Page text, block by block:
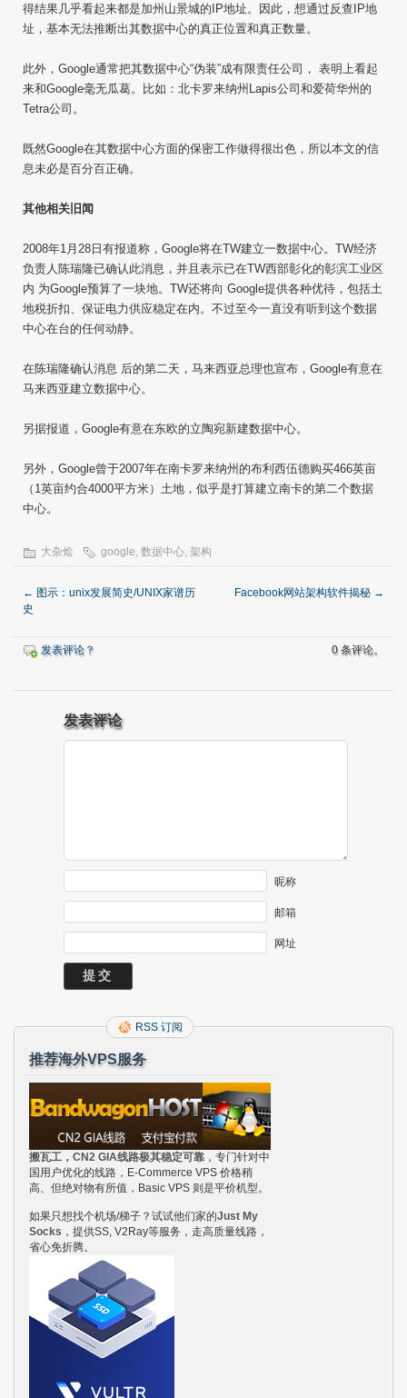
得结果几乎看起来都是加州山景城的IP地址。因此，想通过反查IP地
址，基本无法推断出其数据中心的真正位置和真正数量。
此外，Google通常把其数据中心“伪装”成有限责任公司， 表明上看起
来和Google毫无瓜葛。比如：北卡罗来纳州Lapis公司和爱荷华州的
Tetra公司。
既然Google在其数据中心方面的保密工作做得很出色，所以本文的信
息未必是百分百正确。
其他相关旧闻
2008年1月28日有报道称，Google将在TW建立一数据中心。TW经济
负责人陈瑞隆已确认此消息，并且表示已在TW西部彰化的彰滨工业区
内 为Google预算了一块地。TW还将向 Google提供各种优待，包括土
地税折扣、保证电力供应稳定在内。不过至今一直没有听到这个数据
中心在台的任何动静。
在陈瑞隆确认消息 后的第二天，马来西亚总理也宣布，Google有意在
马来西亚建立数据中心。
另据报道，Google有意在东欧的立陶宛新建数据中心。
另外，Google曾于2007年在南卡罗来纳州的布利西伍德购买466英亩
（1英亩约合4000平方米）土地，似乎是打算建立南卡的第二个数据
中心。
大杂烩 google 数据中心 架构
← 图示：unix发展简史/UNIX家谱历
史
Facebook网站架构软件揭秘 →
发表评论？ 0 条评论。
发表评论
昵称
邮箱
网址
RSS 订阅
推荐海外VPS服务
搬瓦工，CN2 GIA线路极其稳定可靠 ，专门针对中
国用户优化的线路，E-Commerce VPS 价格稍
高、但绝对物有所值，Basic VPS 则是平价机型。
如果只想找个机场/梯子？试试他们家的Just My
Socks ，提供SS, V2Ray等服务，走高质量线路，
省心免折腾。